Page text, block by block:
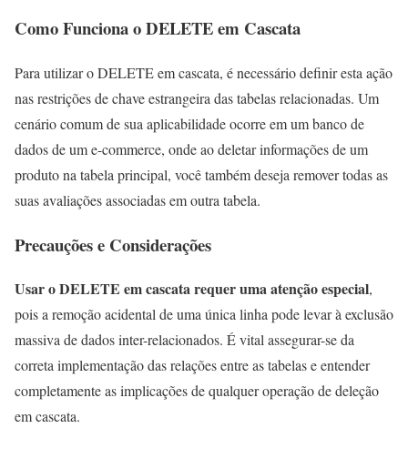
Como Funciona o DELETE em Cascata
Para utilizar o DELETE em cascata, é necessário definir esta ação
nas restrições de chave estrangeira das tabelas relacionadas. Um
cenário comum de sua aplicabilidade ocorre em um banco de
dados de um e-commerce, onde ao deletar informações de um
produto na tabela principal, você também deseja remover todas as
suas avaliações associadas em outra tabela.
Precauções e Considerações
Usar o DELETE em cascata requer uma atenção especial,
pois a remoção acidental de uma única linha pode levar à exclusão
massiva de dados inter-relacionados. É vital assegurar-se da
correta implementação das relações entre as tabelas e entender
completamente as implicações de qualquer operação de deleção
em cascata.